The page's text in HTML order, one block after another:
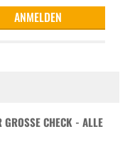
CHECK - ALLE D